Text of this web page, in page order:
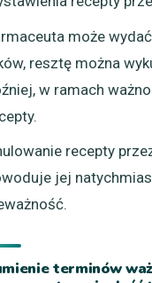
może
resztę można
w ramach
recepty
jej
terminów